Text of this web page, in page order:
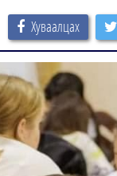
Хуваалцах